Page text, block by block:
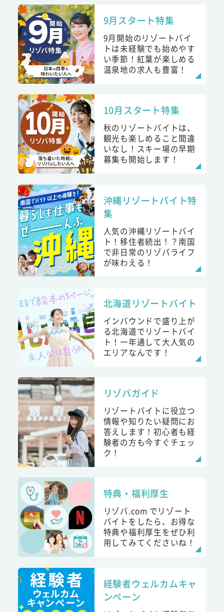
9月スタート特集
9月開始のリゾートバイ
トは未経験でも始めやす
い季節！紅葉が楽しめる
温泉地の求人も豊富！
10月スタート特集
秋のリゾートバイトは、
観光も楽しめること間違
いなし！スキー場の早期
募集も開始します！
沖縄リゾートバイト特
集
人気の沖縄リゾートバイ
ト！移住者続出！？南国
で非日常のリゾバライフ
が味わえる！
北海道リゾートバイト
インバウンドで盛り上が
る北海道でリゾートバイ
ト！一年通して大人気の
エリアなんです！
リゾバガイド
リゾートバイトに役立つ
情報や知りたい疑問にお
答えします！初心者も経
験者の方も今すぐチェッ
ク！
特典・福利厚生
リゾバ.com でリゾート
バイトをしたら、お得な
特典や福利厚生をぜひ利
用してみてくださいね！
経験者ウェルカムキャ
ンペーン